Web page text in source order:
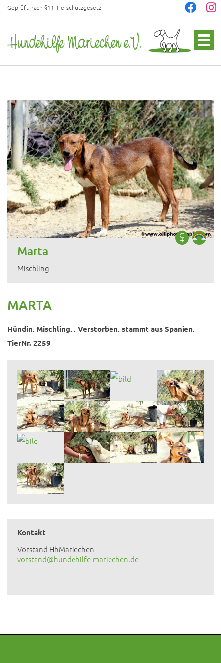
Geprüft nach §11 Tierschutzgesetz
Marta
Mischling
MARTA
Hündin, Mischling, , Verstorben, stammt aus Spanien,
TierNr. 2259
Kontakt
Vorstand HhMariechen
vorstand@hundehilfe-mariechen.de